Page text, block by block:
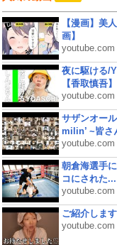
【漫画】美
画】
youtube.com
夜に駆ける/
【香取慎吾】
youtube.com
サザンオー
milin’ ~皆さ
youtube.com
朝倉海選手
コにされた...
youtube.com
ご紹介しま
youtube.com